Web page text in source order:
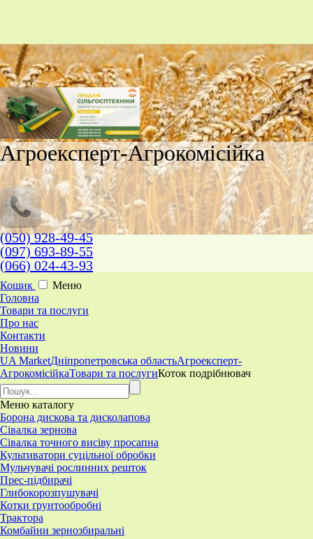
Агроексперт-Агрокомісійка
(050) 928-49-45
(097) 693-89-55
(066) 024-43-93
Кошик
Меню
Головна
Товари та послуги
Про нас
Контакти
Новини
UA MarketДніпропетровська областьАгроексперт-
АгрокомісійкаТовари та послугиКоток подрібнювач
Меню каталогу
Борона дискова та дисколапова
Сівалка зернова
Сівалка точного висіву просапна
Культиватори суцільної обробки
Мульчувачі рослинних решток
Прес-підбирачі
Глибокорозпушувачі
Котки ґрунтообробні
Трактора
Комбайни зернозбиральні